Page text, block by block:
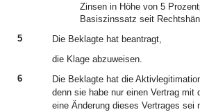
Zinsen in Höhe von 5
Basiszinssatz seit
5
Die Beklagte hat beantragt,
die Klage abzuweisen.
6
Die Beklagte hat die
denn sie habe nur einen Vertrag mit
eine Änderung dieses Vertrages sei